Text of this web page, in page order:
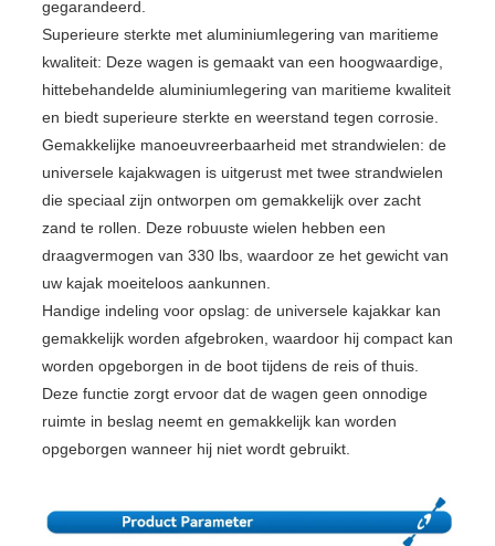
gegarandeerd.
Superieure sterkte met aluminiumlegering van maritieme
kwaliteit: Deze wagen is gemaakt van een hoogwaardige,
hittebehandelde aluminiumlegering van maritieme kwaliteit
en biedt superieure sterkte en weerstand tegen corrosie.
Gemakkelijke manoeuvreerbaarheid met strandwielen: de
universele kajakwagen is uitgerust met twee strandwielen
die speciaal zijn ontworpen om gemakkelijk over zacht
zand te rollen. Deze robuuste wielen hebben een
draagvermogen van 330 lbs, waardoor ze het gewicht van
uw kajak moeiteloos aankunnen.
Handige indeling voor opslag: de universele kajakkar kan
gemakkelijk worden afgebroken, waardoor hij compact kan
worden opgeborgen in de boot tijdens de reis of thuis.
Deze functie zorgt ervoor dat de wagen geen onnodige
ruimte in beslag neemt en gemakkelijk kan worden
opgeborgen wanneer hij niet wordt gebruikt.